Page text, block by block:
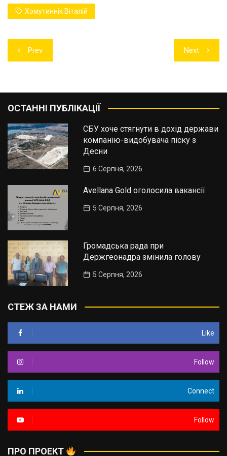
Хомутиннік Віталій
Навігація
записів
Prev Next
ОСТАННІ ПУБЛІКАЦІЇ
СБУ хоче стягнути в дохід держави
компанію-видобувача піску з
Десни
6 Серпня, 2026
Avellana Gold оголосила вакансії
5 Серпня, 2026
Громадська рада при
Держгеонадра змінила голову
5 Серпня, 2026
СТЕЖ ЗА НАМИ
Like
Follow
Connect
Follow
ПРО ПРОЕКТ